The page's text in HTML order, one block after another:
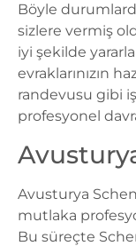
Böyle
sizlere vermiş
iyi şekilde
evraklarınızın
randevusu gibi
profesyonel
Avusturya
mutlaka
Bu süreçte